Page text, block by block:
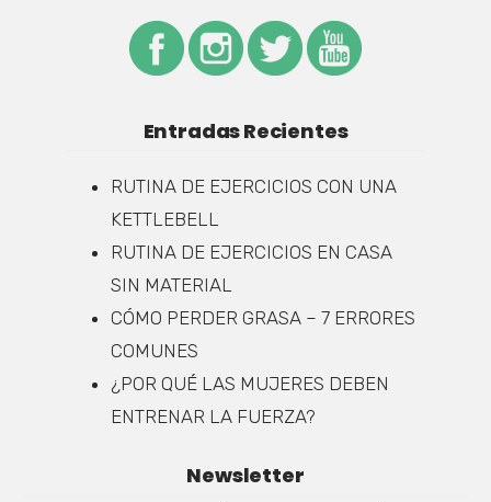
Entradas Recientes
RUTINA DE EJERCICIOS CON UNA
KETTLEBELL
RUTINA DE EJERCICIOS EN CASA
SIN MATERIAL
CÓMO PERDER GRASA – 7 ERRORES
COMUNES
¿POR QUÉ LAS MUJERES DEBEN
ENTRENAR LA FUERZA?
Newsletter